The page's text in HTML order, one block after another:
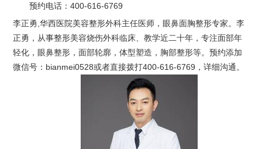
预约电话：400-616-6769
李正勇,华西医院美容整形外科主任医师，眼鼻面胸整形专家。李
正勇，从事整形美容烧伤外科临床、教学近二十年，专注面部年
轻化，眼鼻整形，面部轮廓，体型塑造，胸部整形等。预约添加
微信号：bianmei0528或者直接拨打400-616-6769，详细沟通。